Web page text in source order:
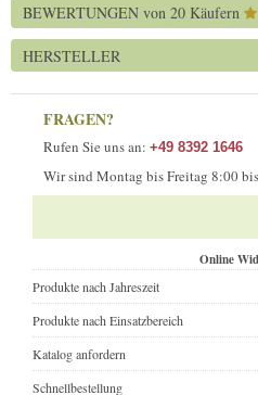
BEWERTUNGEN von 20 Käufern
HERSTELLER
FRAGEN?
Rufen Sie uns an: +49 8392 1646
Wir sind Montag bis Freitag 8:00
Online
Produkte nach Jahreszeit
Produkte nach Einsatzbereich
Katalog anfordern
Schnellbestellung